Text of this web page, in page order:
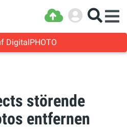
DigitalPHOTO
störende
entfernen